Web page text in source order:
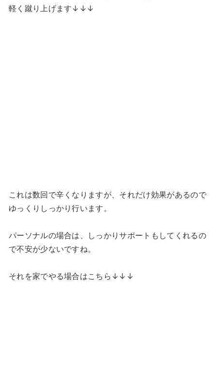
軽く蹴り上げます↓↓↓
これは数回で辛くなりますが、それだけ効果があるので
ゆっくりしっかり行います。
パーソナルの場合は、しっかりサポートもしてくれるの
で不安が少ないですね。
それを家でやる場合はこちら↓↓↓